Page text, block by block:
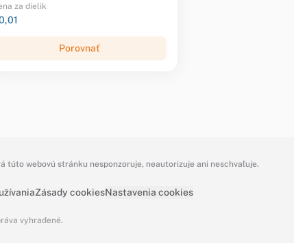
za dielik
Porovnať
túto webovú stránku nesponzoruje, neautorizuje ani neschvaľuje.
Zásady cookiesNastavenia cookies
vyhradené.